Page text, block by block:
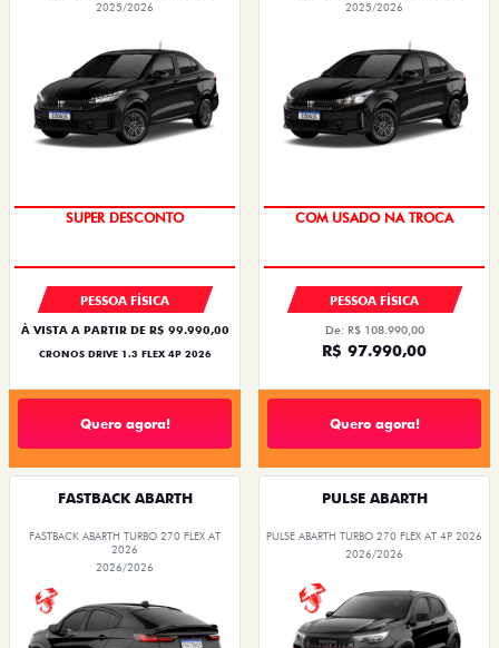
2025/2026
SUPER DESCONTO
PESSOA FÍSICA
À VISTA A PARTIR DE R$ 99.990,00
CRONOS DRIVE 1.3 FLEX 4P 2026
Quero agora!
2025/2026
COM USADO NA TROCA
PESSOA FÍSICA
De: R$ 108.990,00
R$ 97.990,00
Quero agora!
FASTBACK ABARTH
FASTBACK ABARTH TURBO 270 FLEX AT
2026
2026/2026
PULSE ABARTH
PULSE ABARTH TURBO 270 FLEX AT 4P 2026
2026/2026